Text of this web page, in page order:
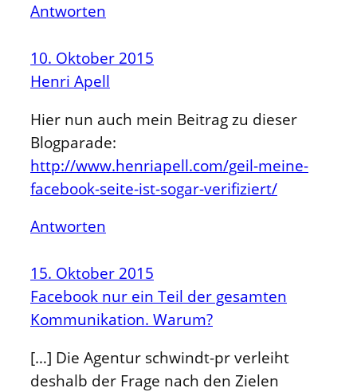
Antworten
10. Oktober 2015
Henri Apell
Hier nun auch mein Beitrag zu dieser
Blogparade:
http://www.henriapell.com/geil-meine-
facebook-seite-ist-sogar-verifiziert/
Antworten
15. Oktober 2015
Facebook nur ein Teil der gesamten
Kommunikation. Warum?
[…] Die Agentur schwindt-pr verleiht
deshalb der Frage nach den Zielen